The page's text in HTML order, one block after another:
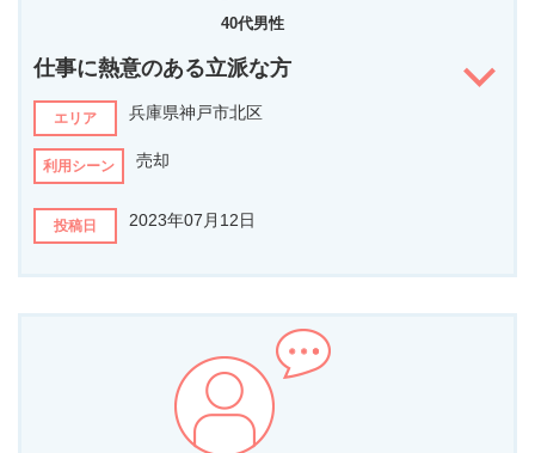
査定を依頼した時に、良いことばかり言って夢を見させるのではな
く、厳しめに言ってもらえたのがかえって好印象でした。売却に向
けてのプランも具体的に教えていただき、またメールでのやり取り
に応じていただけたことからも信頼できる業者さんだなと感じまし
た。
担当者へ伝えたいメッセージがあればお書きください
がとうございました。紆余曲折ありましたが、他社で提示されてい
担当者からのコメント
複数物件あり一年越しとなりましたが、最終的には全て良い価
格で買主様が見つかり安心しました。
40代男性
仕事に熱意のある立派な方
エリア 兵庫県神戸市北区
利用シーン 売却
投稿日 2023年07月12日
物腰低く、話を聞く姿勢に熱意を、必要な点はしっかりと伝えるこ
とに責任感を持っている。
どんなことを相談されましたか？
移住先での事情、売値に対してのこだわりがあった点。如何にして